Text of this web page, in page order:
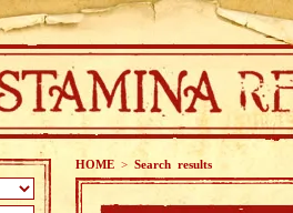
HOME > Search results